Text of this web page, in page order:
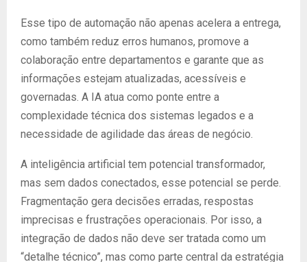
Esse tipo de automação não apenas acelera a entrega,
como também reduz erros humanos, promove a
colaboração entre departamentos e garante que as
informações estejam atualizadas, acessíveis e
governadas. A IA atua como ponte entre a
complexidade técnica dos sistemas legados e a
necessidade de agilidade das áreas de negócio.
A inteligência artificial tem potencial transformador,
mas sem dados conectados, esse potencial se perde.
Fragmentação gera decisões erradas, respostas
imprecisas e frustrações operacionais. Por isso, a
integração de dados não deve ser tratada como um
“detalhe técnico”, mas como parte central da estratégia